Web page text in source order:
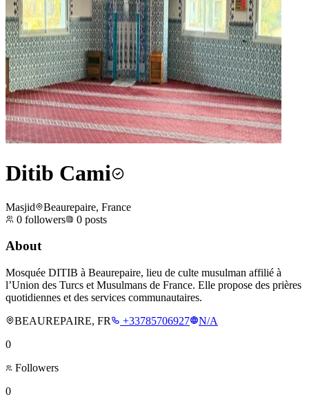
Ditib Cami
Masjid
Beaurepaire, France
0 followers 0 posts
About
Mosquée DITIB à Beaurepaire, lieu de culte musulman affilié à
l’Union des Turcs et Musulmans de France. Elle propose des prières
quotidiennes et des services communautaires.
BEAUREPAIRE, FR
+33785706927
N/A
0
Followers
0